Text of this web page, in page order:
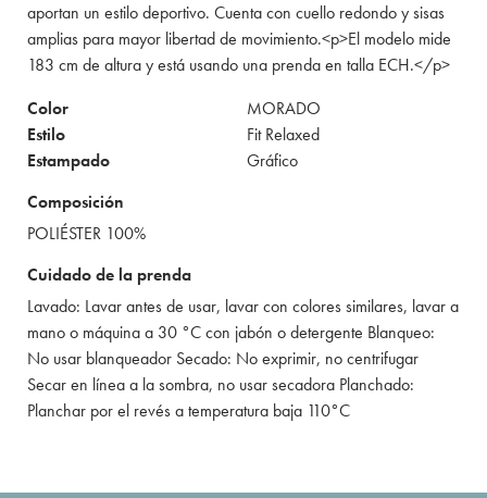
aportan un estilo deportivo. Cuenta con cuello redondo y sisas
amplias para mayor libertad de movimiento.<p>El modelo mide
183 cm de altura y está usando una prenda en talla ECH.</p>
Color
MORADO
Estilo
Fit Relaxed
Estampado
Gráfico
Composición
POLIÉSTER 100%
Cuidado de la prenda
Lavado: Lavar antes de usar, lavar con colores similares, lavar a
mano o máquina a 30 °C con jabón o detergente Blanqueo:
No usar blanqueador Secado: No exprimir, no centrifugar
Secar en línea a la sombra, no usar secadora Planchado:
Planchar por el revés a temperatura baja 110°C